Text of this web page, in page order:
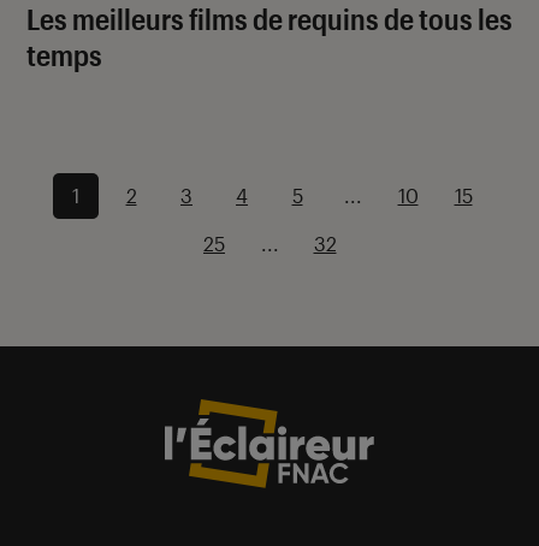
Les meilleurs films de requins de tous les
temps
1 2 3 4 5 ... 10 15
25 ... 32